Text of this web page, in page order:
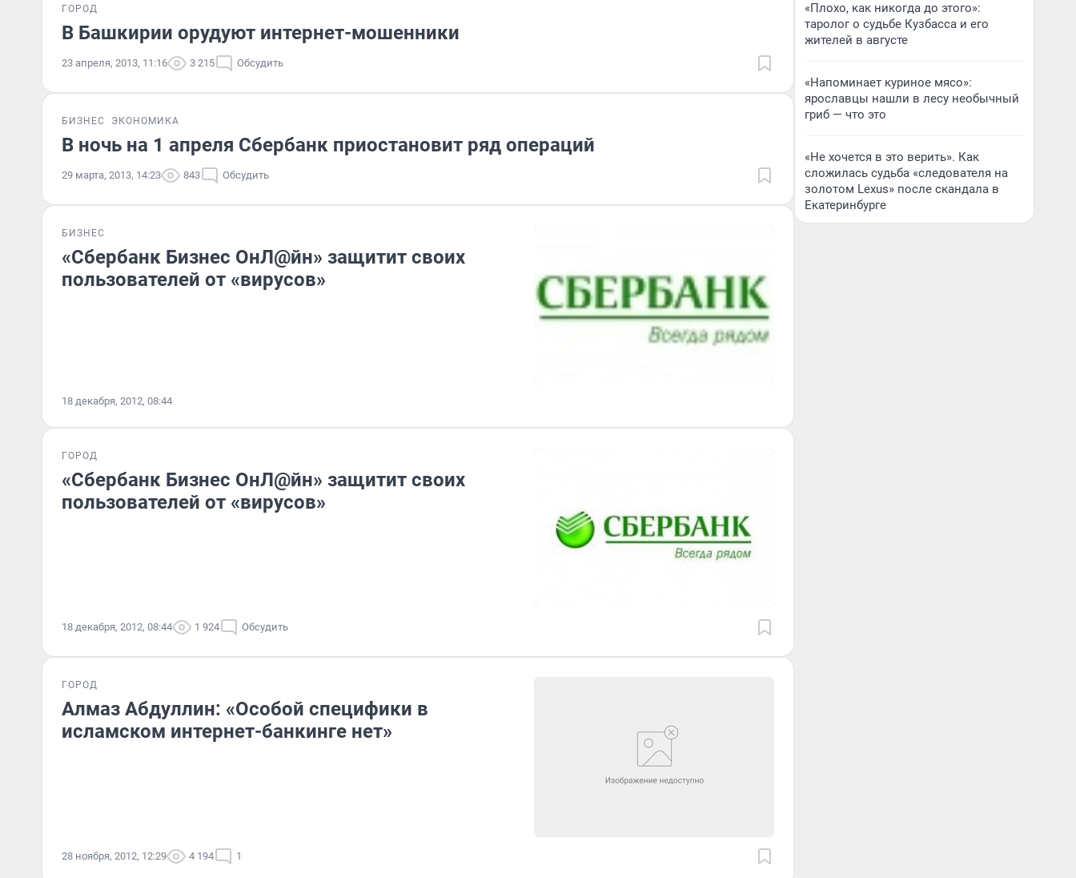
ГОРОД
В Башкирии орудуют интернет-мошенники
23 апреля, 2013, 11:16 3 215 Обсудить
БИЗНЕС ЭКОНОМИКА
В ночь на 1 апреля Сбербанк приостановит ряд операций
29 марта, 2013, 14:23 843 Обсудить
БИЗНЕС
«Сбербанк Бизнес ОнЛ@йн» защитит своих
пользователей от «вирусов»
18 декабря, 2012, 08:44
ГОРОД
«Сбербанк Бизнес ОнЛ@йн» защитит своих
пользователей от «вирусов»
18 декабря, 2012, 08:44 1 924 Обсудить
ГОРОД
Алмаз Абдуллин: «Особой специфики в
исламском интернет-банкинге нет»
28 ноября, 2012, 12:29 4 194 1
«Плохо, как никогда до этого»:
таролог о судьбе Кузбасса и его
жителей в августе
«Напоминает куриное мясо»:
ярославцы нашли в лесу необычный
гриб — что это
«Не хочется в это верить». Как
сложилась судьба «следователя на
золотом Lexus» после скандала в
Екатеринбурге